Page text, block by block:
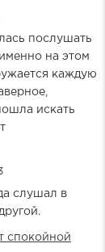
послушать
на этом
каждую
искать
слушал в
спокойной